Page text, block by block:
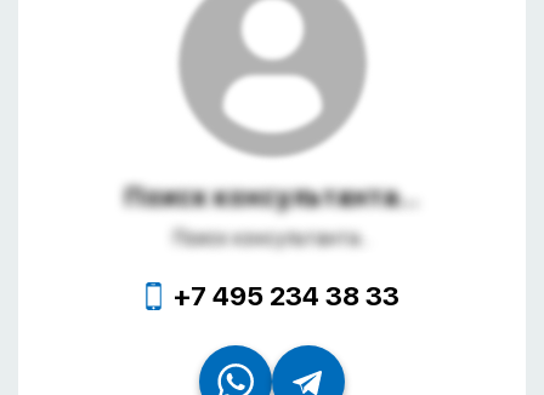
Поиск консультанта...
Поиск консультанта...
+7 495 234 38 33